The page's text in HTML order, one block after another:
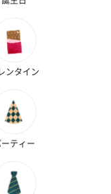
ンタイン
ティー